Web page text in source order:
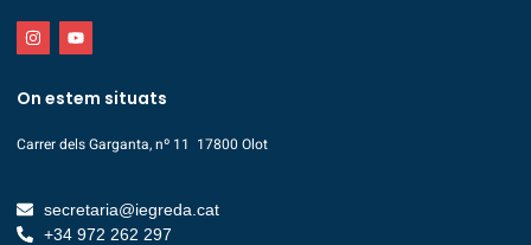
On estem situats
Carrer dels Garganta, nº 11 17800 Olot
secretaria@iegreda.cat
+34 972 262 297